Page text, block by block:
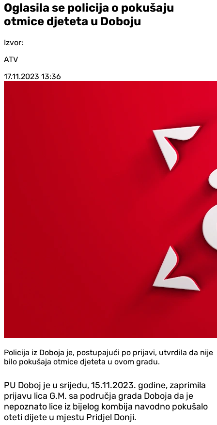
Oglasila se policija o pokušaju
otmice djeteta u Doboju
Izvor:
ATV
17.11.2023 13:36
Policija iz Doboja je, postupajući po prijavi, utvrdila da nije
bilo pokušaja otmice djeteta u ovom gradu.
PU Doboj je u srijedu, 15.11.2023. godine, zaprimila
prijavu lica G.M. sa područja grada Doboja da je
nepoznato lice iz bijelog kombija navodno pokušalo
oteti dijete u mjestu Pridjel Donji.